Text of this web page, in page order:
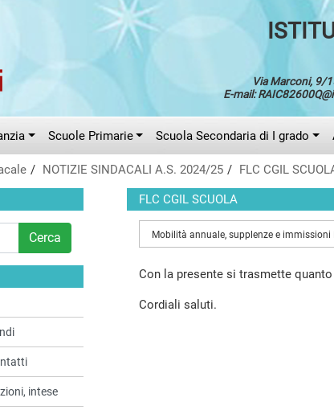
Via Marconi, 9/
E-mail:
Scuole Primarie Scuola Secondaria di I grado
NOTIZIE SINDACALI A.S. 2024/25 FLC CGIL
Cerca
intese
FLC CGIL SCUOLA
Mobilità annuale, supplenze e immissioni
Con la presente si trasmette
Cordiali saluti.